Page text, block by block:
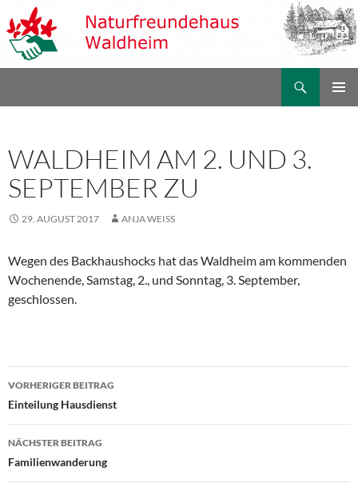
Inhalt
springen
WALDHEIM AM 2. UND 3.
SEPTEMBER ZU
29. AUGUST 2017 ANJA WEISS
Wegen des Backhaushocks hat das Waldheim am kommenden
Wochenende, Samstag, 2., und Sonntag, 3. September,
geschlossen.
Beitragsnavigation
VORHERIGER BEITRAG
Einteilung Hausdienst
NÄCHSTER BEITRAG
Familienwanderung